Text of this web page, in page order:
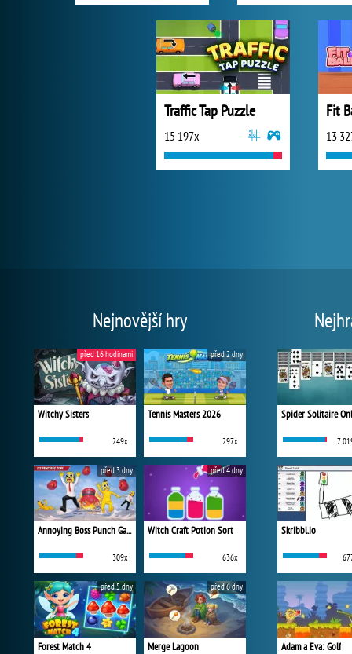
Traffic Tap Puzzle
15 197x
Fit
13
Nejnovější hry
Witchy Sisters
249x
před 16 hodinami
Tennis Masters 2026
297x
před 2 dny
Annoying Boss Punch Game
309x
před 3 dny
Witch Craft Potion Sort
636x
před 4 dny
Forest Match 4
před 5 dny
Merge Lagoon
před 6 dny
Spider Solitaire
7
Skribbl.io
Adam a Eva: Golf